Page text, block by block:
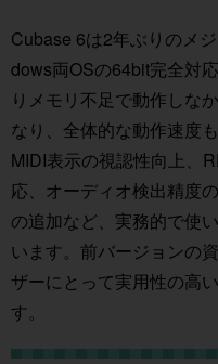
Cubase 6は2年ぶりのメ
dows両OSの64bit完全対
りメモリ不足で動作しな
なり、全体的な動作速度
MIDI表示の視認性向上、
応、オーディオ検出精度
の追加など、実務的で使
います。前バージョンの
ザーにとって実用性の高
す。